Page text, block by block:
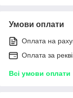
Умови оплати
Оплата на
Оплата за
Всі умови оплати